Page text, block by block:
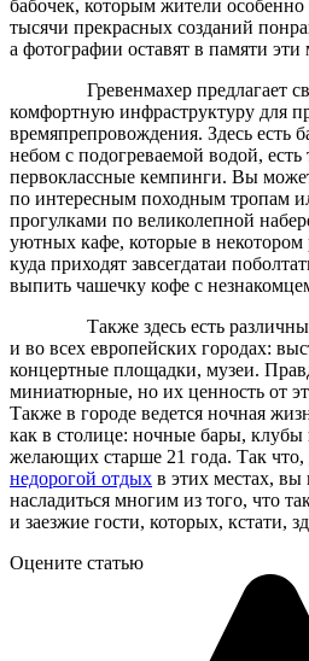
бабочек, которым жители
тысячи прекрасных созданий
а фотографии оставят в памяти эти
Гревенмахер предлагает
комфортную инфраструктуру для
времяпрепровождения. Здесь есть
небом с подогреваемой водой,
первоклассные кемпинги. Вы
по интересным походным тропам
прогулками по великолепной
уютных кафе, которые в некотором
куда приходят завсегдатаи
выпить чашечку кофе с
Также здесь есть
и во всех европейских городах:
концертные площадки, музеи.
миниатюрные, но их ценность от
Также в городе ведется ночная
как в столице: ночные бары, клубы
желающих старше 21 года. Так
недорогой отдых в этих местах, вы
насладиться многим из того, что
и заезжие гости, которых, кстати,
Оцените статью